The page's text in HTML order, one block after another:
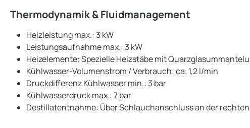
Thermodynamik & Fluidmanagement
Heizleistung max.: 3 kW
Leistungsaufnahme max.: 3 kW
Heizelemente: Spezielle Heizstäbe mit
Kühlwasser-Volumenstrom / Verbrauch: ca. 1,2 l/min
Druckdifferenz Kühlwasser min.: 3 bar
Kühlwasserdruck max.: 7 bar
Destillatentnahme: Über Schlauchanschluss an der